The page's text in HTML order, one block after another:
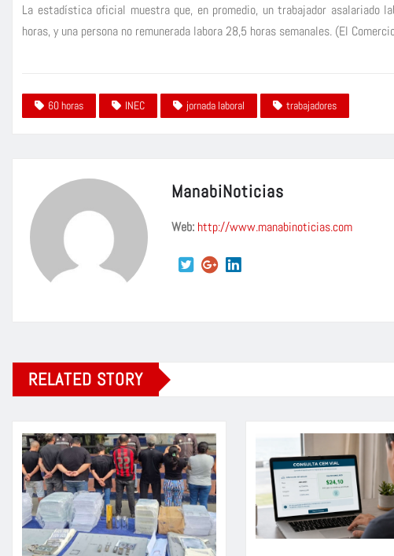
La estadística oficial muestra que, en promedio, un trabajador asalariado
horas, y una persona no remunerada labora 28,5 horas semanales. (El
60 horas INEC jornada laboral trabajadores
ManabiNoticias
Web: http://www.manabinoticias.com
RELATED STORY